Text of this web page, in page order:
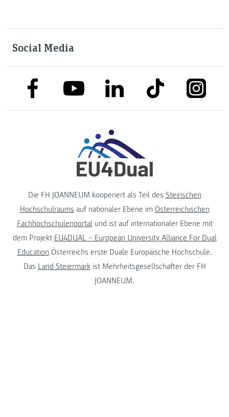
Social Media
link to facebooklink to youtubelink to linkedinlink to tiktok
Die FH JOANNEUM kooperiert als Teil des Steirischen
Hochschulraums auf nationaler Ebene im Österreichischen
Fachhochschulenportalund ist auf internationaler Ebene mit
dem Projekt EU4DUAL – European University Alliance For Dual
Education Österreichs erste Duale Europäische Hochschule.
Das Land Steiermarkist Mehrheitsgesellschafter der FH
JOANNEUM.